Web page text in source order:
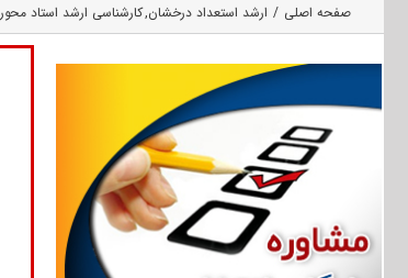
صفحه اصلی ارشد استعداد درخشان کارشناسی ارشد استاد محور